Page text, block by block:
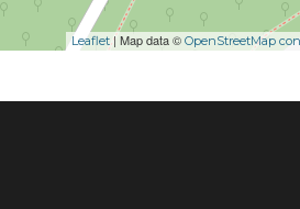
Leaflet| Map data © OpenStreetMap